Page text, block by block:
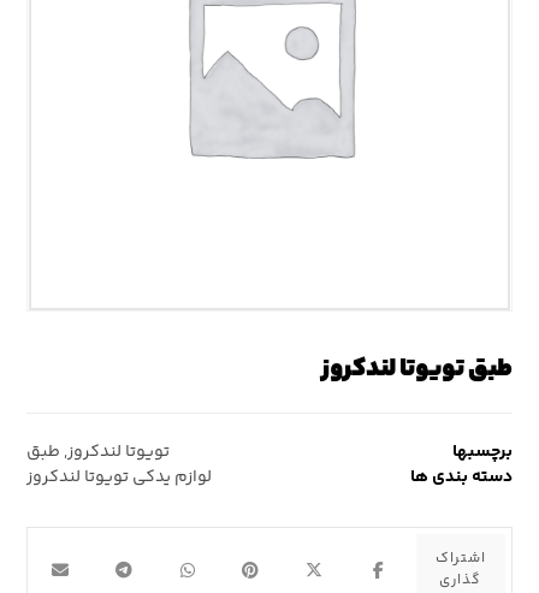
طبق تویوتا لندکروز
برچسبها تویوتا لندکروز, طبق
دسته بندی ها
لوازم یدکی تویوتا لندکروز